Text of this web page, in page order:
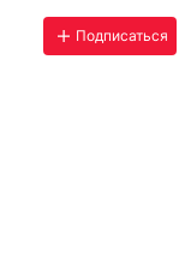
Подписаться